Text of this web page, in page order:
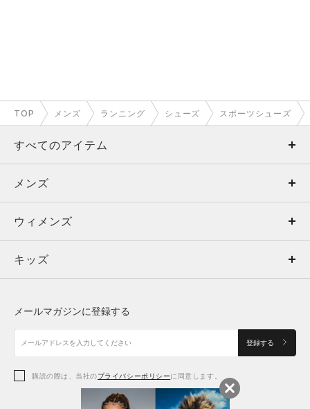
TOP メンズ ランニング シューズ スポーツシューズ
すべてのアイテム
メンズ
ウィメンズ
キッズ
アクセサリー
メンズ
トップス
ボトムス
アクセサリー
ウィメンズ
トップス
シューズ
アクセサリー
キッズ
シューズ
メールマガジンに登録する
登録する
購読の際は、当社のプライバシーポリシーに同意します。